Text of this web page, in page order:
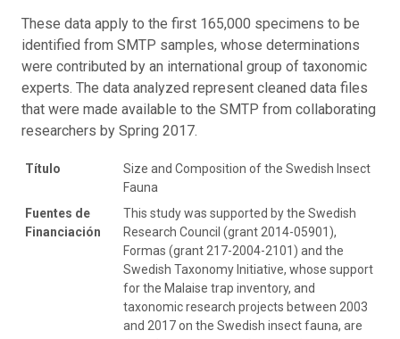
These data apply to the first 165,000 specimens to be
identified from SMTP samples, whose determinations
were contributed by an international group of taxonomic
experts. The data analyzed represent cleaned data files
that were made available to the SMTP from collaborating
researchers by Spring 2017.
Título
Size and Composition of the Swedish Insect
Fauna
Fuentes de
Financiación
This study was supported by the Swedish
Research Council (grant 2014-05901),
Formas (grant 217-2004-2101) and the
Swedish Taxonomy Initiative, whose support
for the Malaise trap inventory, and
taxonomic research projects between 2003
and 2017 on the Swedish insect fauna, are